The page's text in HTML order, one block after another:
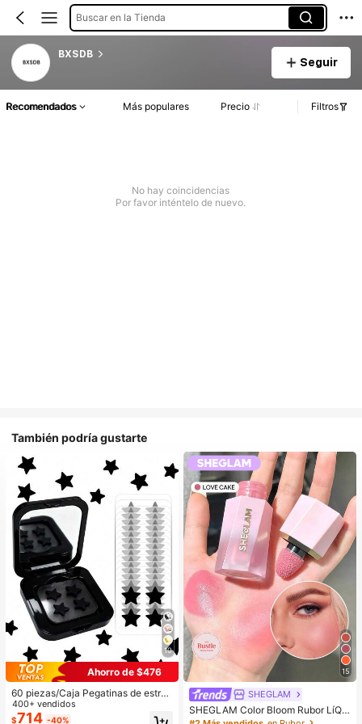
Buscar en la Tienda
BXSDB
Seguir
Recomendados Más populares Precio Filtros
No hay coincidencias
Por favor inténtelo de nuevo.
También podría gustarte
10
Ahorro de $476
60 piezas/Caja Pegatinas de estrell
a lindas - Pegatinas faciales, sin al
cohol, sin fragancia, suaves en la pi
400+ vendidos
$714 -40%
15
SHEGLAM
SHEGLAM Color Bloom Rubor LíQui
do Acabado Mate-Love Cake Color